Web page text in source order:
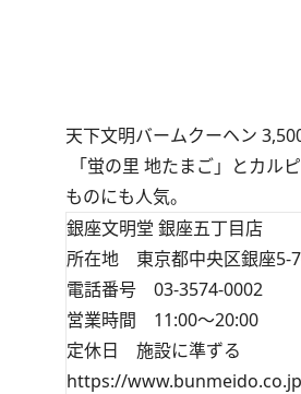
天下文明バームクーヘン
「蛍の里 地たまご」とカル
ものにも人気。
銀座文明堂 銀座五丁目店
所在地 東京都中央区銀座5-
電話番号 03-3574-0002
営業時間 11:00～20:00
定休日 施設に準ずる
https://